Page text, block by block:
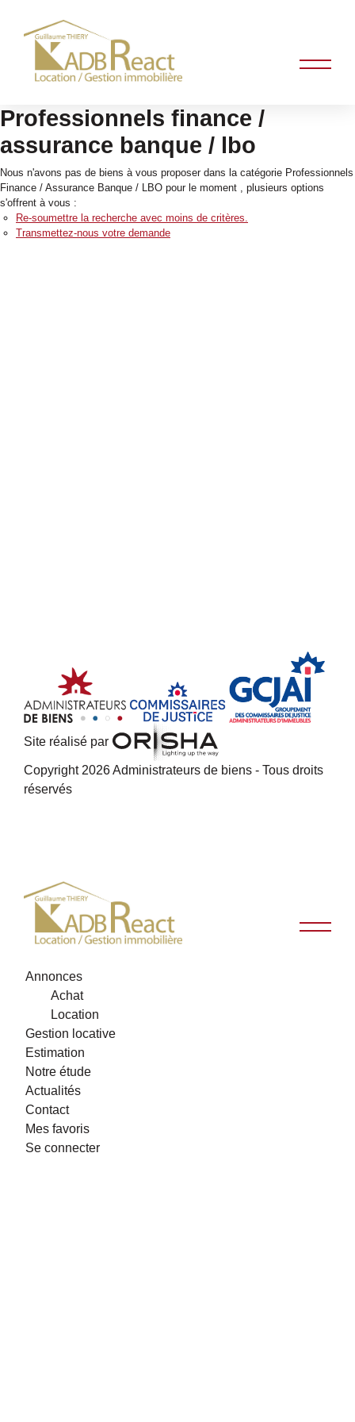
Professionnels finance /
assurance banque / lbo
Nous n'avons pas de biens à vous proposer dans la catégorie Professionnels
Finance / Assurance Banque / LBO pour le moment , plusieurs options
s'offrent à vous :
Re-soumettre la recherche avec moins de critères.
Transmettez-nous votre demande
Site réalisé par
Copyright 2026 Administrateurs de biens - Tous droits
réservés
Annonces
Achat
Location
Gestion locative
Estimation
Notre étude
Actualités
Contact
Mes favoris
Se connecter